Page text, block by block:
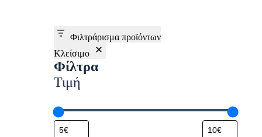
Φιλτράρισμα προϊόντων
Κλείσιμο
Φίλτρα
Τιμή